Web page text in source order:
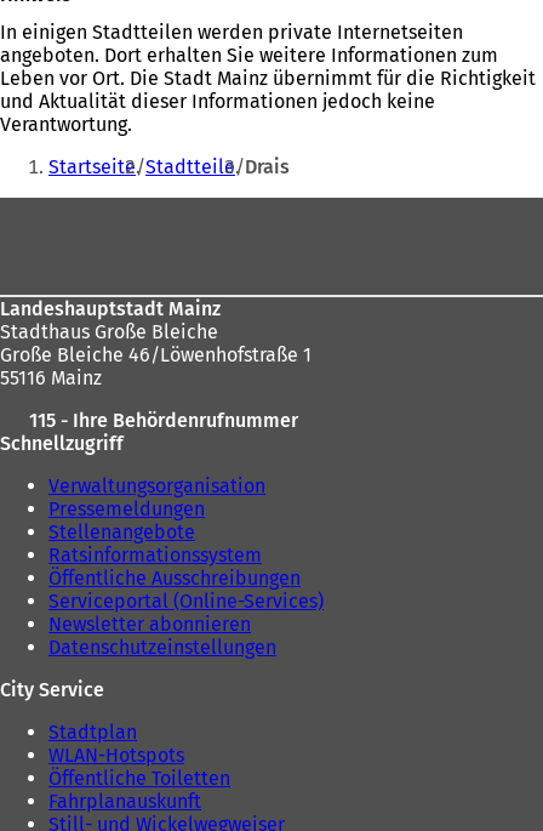
In einigen Stadtteilen werden private Internetseiten
angeboten. Dort erhalten Sie weitere Informationen zum
Leben vor Ort. Die Stadt Mainz übernimmt für die Richtigkeit
und Aktualität dieser Informationen jedoch keine
Verantwortung.
Sie
befinden
Startseite Stadtteile Drais
Landeshauptstadt Mainz
Stadthaus Große Bleiche
Große Bleiche 46/Löwenhofstraße 1
55116 Mainz
115 - Ihre Behördenrufnummer
Schnellzugriff
Verwaltungsorganisation
Pressemeldungen
Stellenangebote
Ratsinformationssystem
Öffentliche Ausschreibungen
Serviceportal (Online-Services)
Newsletter abonnieren
Datenschutzeinstellungen
City Service
Stadtplan
WLAN-Hotspots
Öffentliche Toiletten
Fahrplanauskunft
Still- und Wickelwegweiser